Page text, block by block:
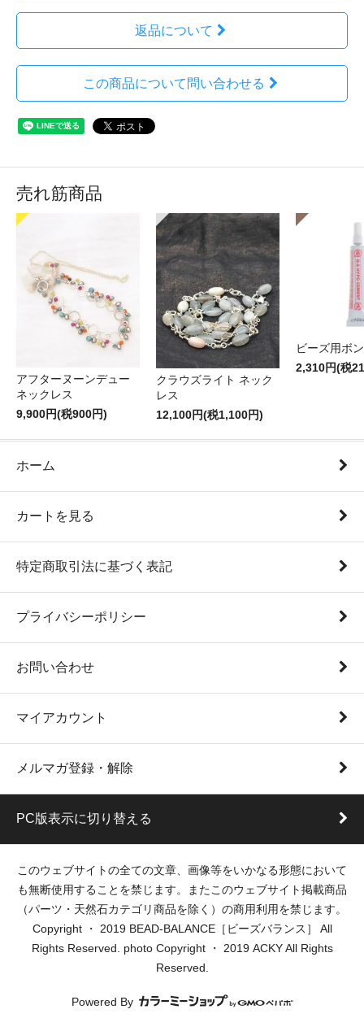
返品について
この商品について問い合わせる
売れ筋商品
アフターヌーンデュー
ネックレス
9,900円(税900円)
クラウズライト ネック
レス
12,100円(税1,100円)
ビーズ用ボ
2,310円(税
ホーム
カートを見る
特定商取引法に基づく表記
プライバシーポリシー
お問い合わせ
マイアカウント
メルマガ登録・解除
PC版表示に切り替える
このウェブサイトの全ての文章、画像等をいかなる形態において
も無断使用することを禁じます。またこのウェブサイト掲載商品
（パーツ・天然石カテゴリ商品を除く）の商用利用を禁じます。
Copyright ・ 2019 BEAD-BALANCE［ビーズバランス］ All
Rights Reserved. photo Copyright ・ 2019 ACKY All Rights
Reserved.
Powered By